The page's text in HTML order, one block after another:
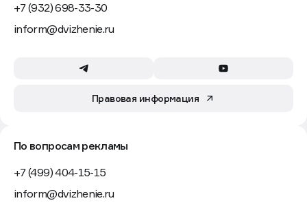
+7 (932) 698-33-30
inform@dvizhenie.ru
Правовая информация
По вопросам рекламы
+7 (499) 404-15-15
inform@dvizhenie.ru